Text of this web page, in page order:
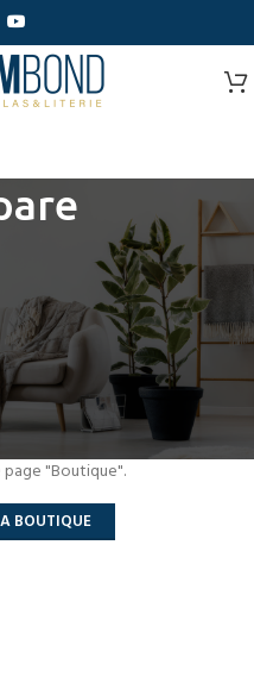
est vide.
Vous devez ajouter des
de nombreux produits
page "Boutique".
BOUTIQUE